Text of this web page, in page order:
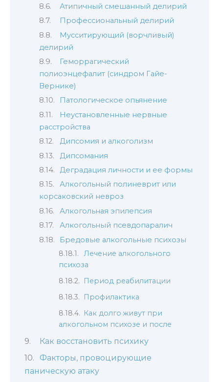
Атипичный смешанный делирий
Профессиональный делирий
Мусситирующий (ворчливый)
делирий
Геморрагический
полиоэнцефалит (синдром Гайе-
Вернике)
Патологическое опьянение
Неустановленные нервные
расстройства
Дипсомия и алкоголизм
Дипсомания
Деградация личности и ее формы
Алкогольный полиневрит или
корсаковский невроз
Алкогольная эпилепсия
Алкогольный псевдопаралич
Бредовые алкогольные психозы
Лечение алкогольного
психоза
Период реабилитации
Профилактика
Как долго живут при
алкогольном психозе и после
Как восстановить психику
Факторы, провоцирующие
паническую атаку